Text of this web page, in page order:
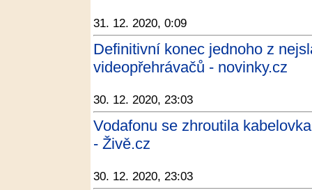
31. 12. 2020, 0:09
Definitivní konec jednoho z
videopřehrávačů - novinky.cz
30. 12. 2020, 23:03
Vodafonu se zhroutila
- Živě.cz
30. 12. 2020, 23:03